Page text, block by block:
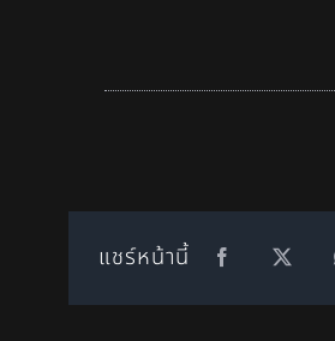
แชร์หน้านี้